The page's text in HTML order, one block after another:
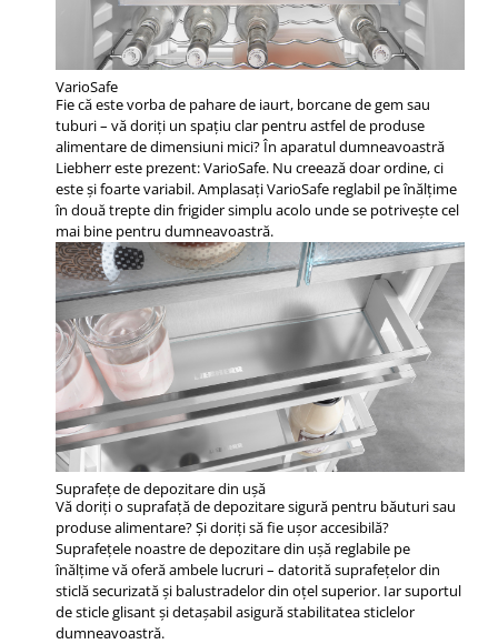
VarioSafe
Fie că este vorba de pahare de iaurt, borcane de gem sau
tuburi – vă doriţi un spaţiu clar pentru astfel de produse
alimentare de dimensiuni mici? În aparatul dumneavoastră
Liebherr este prezent: VarioSafe. Nu creează doar ordine, ci
este şi foarte variabil. Amplasaţi VarioSafe reglabil pe înălţime
în două trepte din frigider simplu acolo unde se potriveşte cel
mai bine pentru dumneavoastră.
Suprafeţe de depozitare din uşă
Vă doriţi o suprafaţă de depozitare sigură pentru băuturi sau
produse alimentare? Şi doriţi să fie uşor accesibilă?
Suprafeţele noastre de depozitare din uşă reglabile pe
înălţime vă oferă ambele lucruri – datorită suprafeţelor din
sticlă securizată şi balustradelor din oţel superior. Iar suportul
de sticle glisant şi detaşabil asigură stabilitatea sticlelor
dumneavoastră.